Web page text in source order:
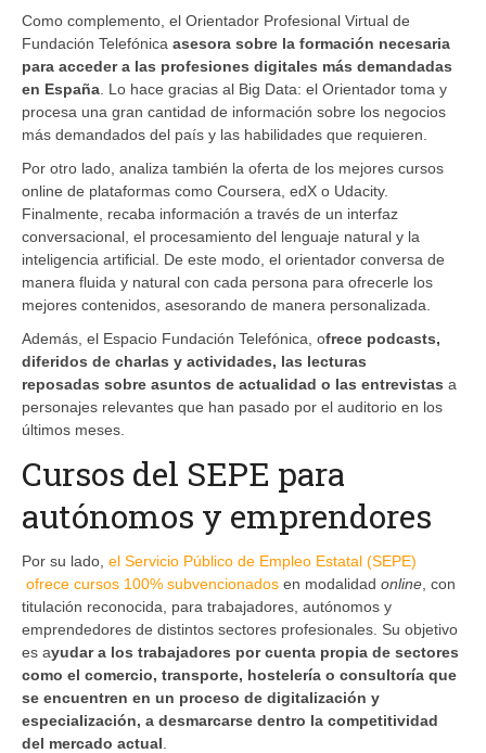
Como complemento, el Orientador Profesional Virtual de
Fundación Telefónica asesora sobre la formación necesaria
para acceder a las profesiones digitales más demandadas
en España . Lo hace gracias al Big Data: el Orientador toma y
procesa una gran cantidad de información sobre los negocios
más demandados del país y las habilidades que requieren.
Por otro lado, analiza también la oferta de los mejores cursos
online de plataformas como Coursera, edX o Udacity.
Finalmente, recaba información a través de un interfaz
conversacional, el procesamiento del lenguaje natural y la
inteligencia artificial. De este modo, el orientador conversa de
manera fluida y natural con cada persona para ofrecerle los
mejores contenidos, asesorando de manera personalizada.
Además, el Espacio Fundación Telefónica, ofrece podcasts,
diferidos de charlas y actividades, las lecturas
reposadas sobre asuntos de actualidad o las entrevistas a
personajes relevantes que han pasado por el auditorio en los
últimos meses.
Cursos del SEPE para
autónomos y emprendores
Por su lado, el Servicio Público de Empleo Estatal (SEPE)
ofrece cursos 100% subvencionados en modalidad online , con
titulación reconocida, para trabajadores, autónomos y
emprendedores de distintos sectores profesionales. Su objetivo
es ayudar a los trabajadores por cuenta propia de sectores
como el comercio, transporte, hostelería o consultoría que
se encuentren en un proceso de digitalización y
especialización, a desmarcarse dentro la competitividad
del mercado actual